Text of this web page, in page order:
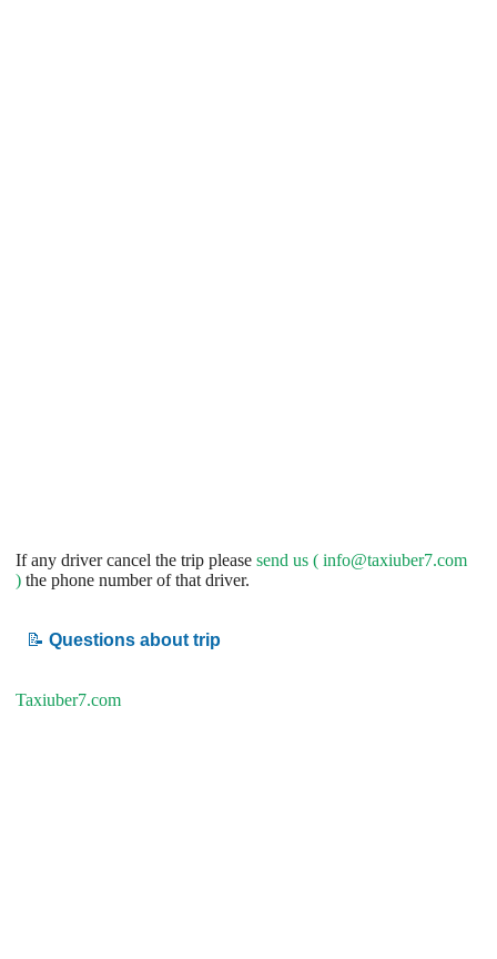
If any driver cancel the trip please send us ( info@taxiuber7.com
) the phone number of that driver.
📝 Questions about trip
Taxiuber7.com